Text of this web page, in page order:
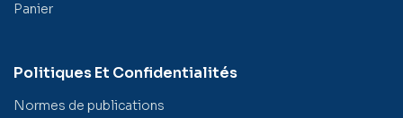
Panier
Politiques Et Confidentialités
Normes de publications